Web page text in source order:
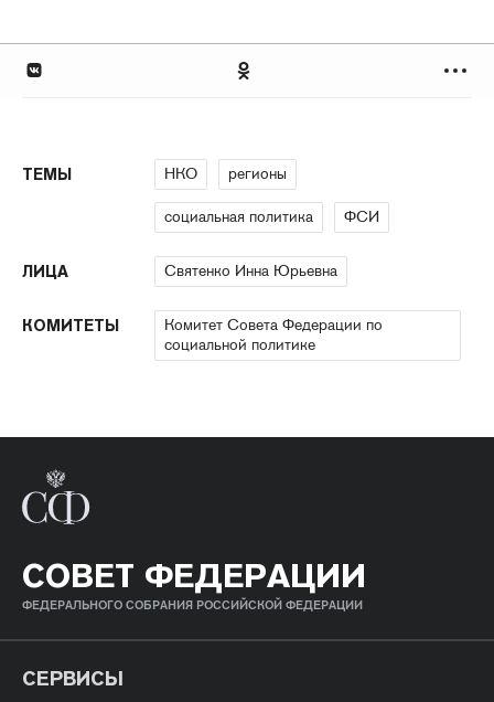
ТЕМЫ НКО регионы
социальная политика ФСИ
ЛИЦА Святенко Инна Юрьевна
КОМИТЕТЫ
Комитет Совета Федерации по
социальной политике
СОВЕТ ФЕДЕРАЦИИ
ФЕДЕРАЛЬНОГО СОБРАНИЯ РОССИЙСКОЙ ФЕДЕРАЦИИ
СЕРВИСЫ